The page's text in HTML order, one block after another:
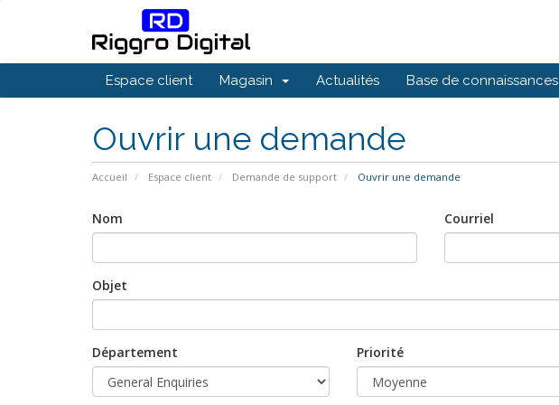
Espace client Magasin Actualités Base de connaissances
Ouvrir une demande
Accueil Espace client Demande de support Ouvrir une demande
Nom Courriel
Objet
Département Priorité